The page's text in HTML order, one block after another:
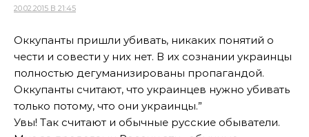
20.02.2015 В 21:45
Оккупанты пришли убивать, никаких понятий о
чести и совести у них нет. В их сознании украинцы
полностью дегуманизированы пропагандой.
Оккупанты считают, что украинцев нужно убивать
только потому, что они украинцы.”
Увы! Так считают и обычные русские обыватели.